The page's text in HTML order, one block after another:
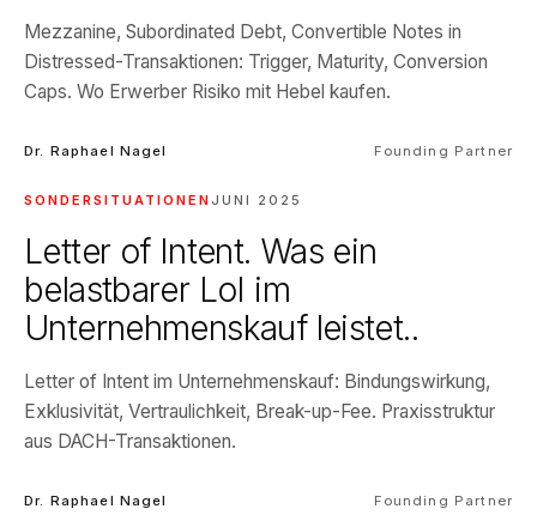
Mezzanine, Subordinated Debt, Convertible Notes in
Distressed-Transaktionen: Trigger, Maturity, Conversion
Caps. Wo Erwerber Risiko mit Hebel kaufen.
Dr. Raphael Nagel Founding Partner
SONDERSITUATIONEN JUNI 2025
Letter of Intent. Was ein
belastbarer LoI im
Unternehmenskauf leistet..
Letter of Intent im Unternehmenskauf: Bindungswirkung,
Exklusivität, Vertraulichkeit, Break-up-Fee. Praxisstruktur
aus DACH-Transaktionen.
Dr. Raphael Nagel Founding Partner